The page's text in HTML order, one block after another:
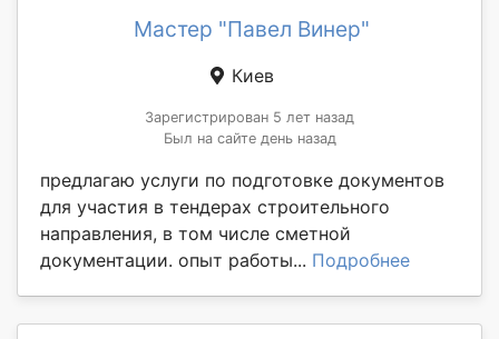
Мастер "Павел Винер"
Киев
Зарегистрирован 5 лет назад
Был на сайте день назад
предлагаю услуги по подготовке документов
для участия в тендерах строительного
направления, в том числе сметной
документации. опыт работы... Подробнее